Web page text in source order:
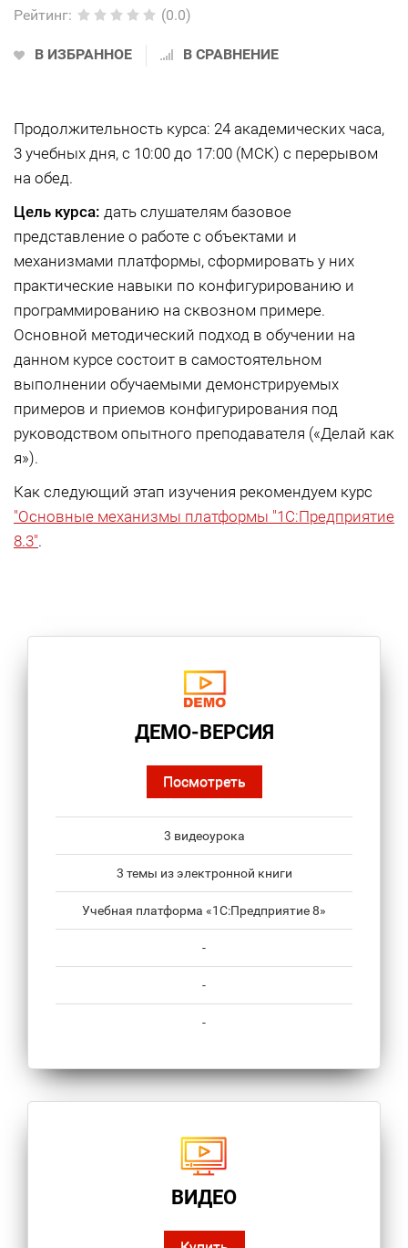
Рейтинг: (0.0)
В ИЗБРАННОЕ В СРАВНЕНИЕ
Продолжительность курса: 24 академических часа,
3 учебных дня, с 10:00 до 17:00 (МСК) с перерывом
на обед.
Цель курса: дать слушателям базовое
представление о работе с объектами и
механизмами платформы, сформировать у них
практические навыки по конфигурированию и
программированию на сквозном примере.
Основной методический подход в обучении на
данном курсе состоит в самостоятельном
выполнении обучаемыми демонстрируемых
примеров и приемов конфигурирования под
руководством опытного преподавателя («Делай как
я»).
Как следующий этап изучения рекомендуем курс
"Основные механизмы платформы "1С:Предприятие
8.3".
ДЕМО-ВЕРСИЯ
Посмотреть
3 видеоурока
3 темы из электронной книги
Учебная платформа «1С:Предприятие 8»
-
-
-
ВИДЕО